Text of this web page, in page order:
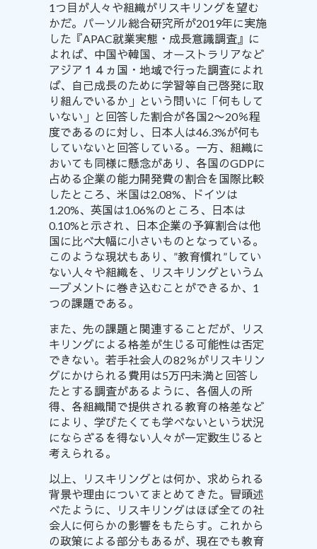
1つ目が人々や組織がリスキリングを望む
かだ。パーソル総合研究所が2019年に実施
した『APAC就業実態・成長意識調査 』に
よれば、中国や韓国、オーストラリアなど
アジア１４ヵ国・地域で行った調査によれ
ば、自己成長のために学習等自己啓発に取
り組んでいるか」という問いに「何もして
いない」と回答した割合が各国2〜20％程
度であるのに対し、日本人は46.3%が何も
していないと回答している。一方、組織に
おいても同様に懸念があり、各国のGDPに
占める企業の能力開発費の割合を国際比較
したところ 、米国は2.08%、ドイツは
1.20%、英国は1.06%のところ、日本は
0.10%と示され、日本企業の予算割合は他
国に比べ大幅に小さいものとなっている。
このような現状もあり、”教育慣れ”してい
ない人々や組織を、リスキリングというム
ーブメントに巻き込むことができるか、1
つの課題である。
また、先の課題と関連することだが、リス
キリングによる格差が生じる可能性は否定
できない。若手社会人の82％がリスキリン
グにかけられる費用は5万円未満と回答し
たとする 調査があるように、各個人の所
得、各組織間で提供される教育の格差など
により、学びたくても学べないという状況
にならざるを得ない人々が一定数生じると
考えられる。
以上、リスキリングとは何か、求められる
背景や理由についてまとめてきた。冒頭述
べたように、リスキリングはほぼ全ての社
会人に何らかの影響をもたらす。これから
の政策による部分もあるが、現在でも教育